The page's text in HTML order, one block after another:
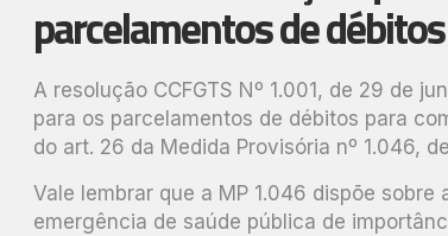
parcelamentos de
A resolução CCFGTS Nº 1.001, de 29 de
para os parcelamentos de débitos para
do art. 26 da Medida Provisória nº 1.046,
Vale lembrar que a MP 1.046 dispõe
emergência de saúde pública de